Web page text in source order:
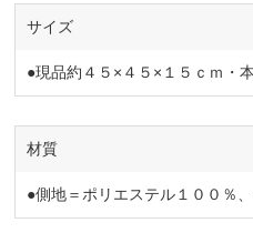
サイズ
●現品約４５×４５×１５ｃｍ・
材質
●側地＝ポリエステル１００％